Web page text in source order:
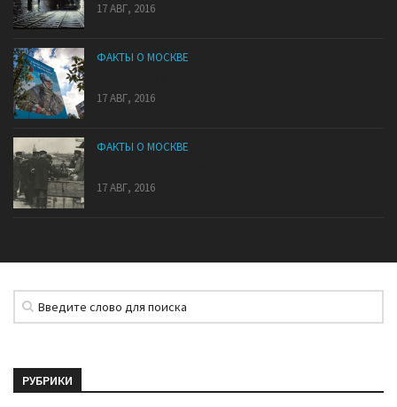
17 АВГ, 2016
ФАКТЫ О МОСКВЕ
17 АВГ, 2016
ФАКТЫ О МОСКВЕ
17 АВГ, 2016
РУБРИКИ